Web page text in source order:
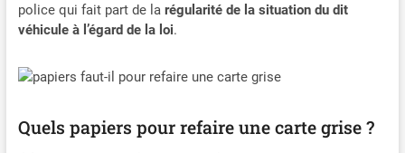
police qui fait part de la régularité de la situation du dit
véhicule à l’égard de la loi.
Quels papiers pour refaire une carte grise ?